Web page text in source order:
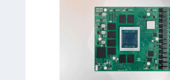
ü
b
e
r
w
a
r
L
e
s
t
x
i
l
e